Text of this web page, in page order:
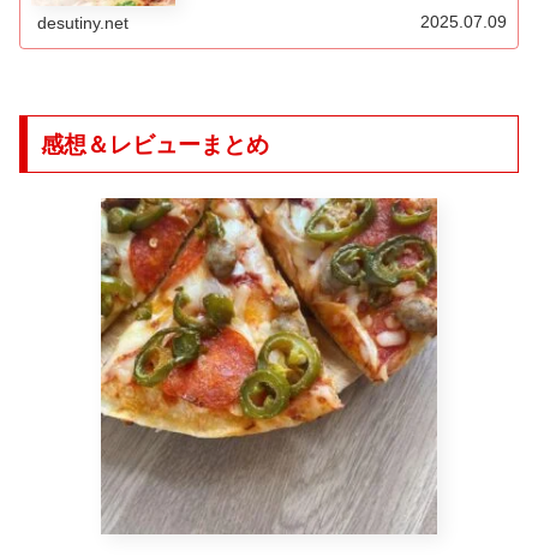
desutiny.net 2025.07.09
感想＆レビューまとめ